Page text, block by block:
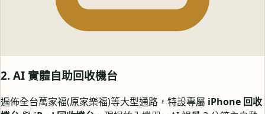
2. AI 實體自助回收機台
遍佈全台萬家福(原家樂福)等大型通路，特設專屬 iPhone 回收